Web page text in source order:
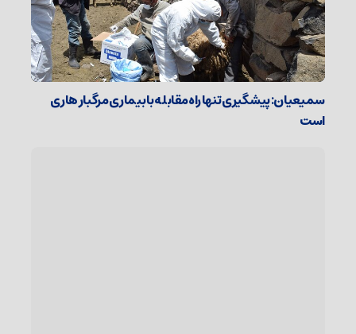
سمیعیان: پیشگیری تنها راه مقابله با بیماری مرگبار هاری
است